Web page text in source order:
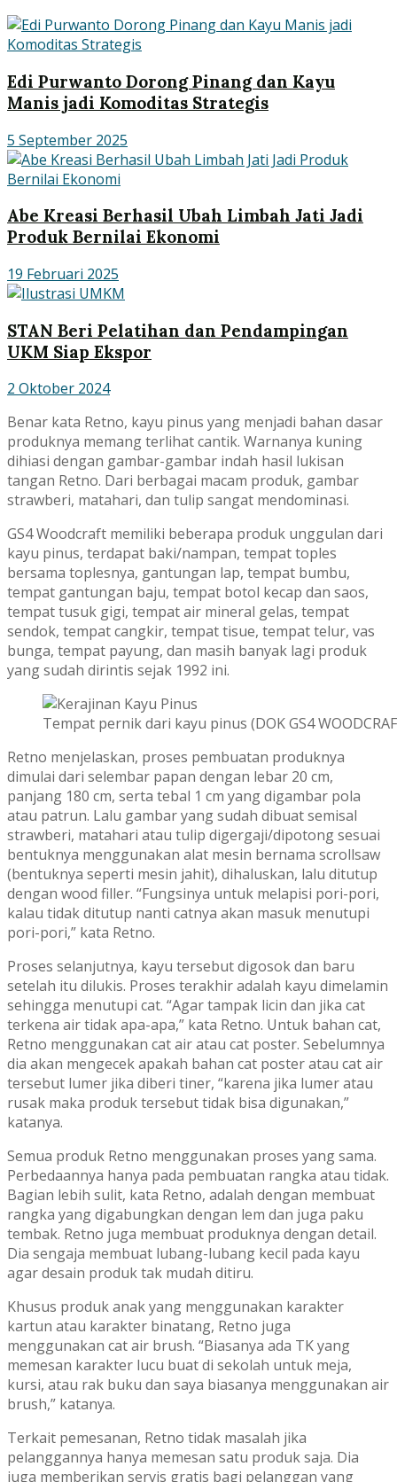
Edi Purwanto Dorong Pinang dan Kayu
Manis jadi Komoditas Strategis
5 September 2025
Abe Kreasi Berhasil Ubah Limbah Jati Jadi
Produk Bernilai Ekonomi
19 Februari 2025
STAN Beri Pelatihan dan Pendampingan
UKM Siap Ekspor
2 Oktober 2024
Benar kata Retno, kayu pinus yang menjadi bahan dasar
produknya memang terlihat cantik. Warnanya kuning
dihiasi dengan gambar-gambar indah hasil lukisan
tangan Retno. Dari berbagai macam produk, gambar
strawberi, matahari, dan tulip sangat mendominasi.
GS4 Woodcraft memiliki beberapa produk unggulan dari
kayu pinus, terdapat baki/nampan, tempat toples
bersama toplesnya, gantungan lap, tempat bumbu,
tempat gantungan baju, tempat botol kecap dan saos,
tempat tusuk gigi, tempat air mineral gelas, tempat
sendok, tempat cangkir, tempat tisue, tempat telur, vas
bunga, tempat payung, dan masih banyak lagi produk
yang sudah dirintis sejak 1992 ini.
Tempat pernik dari kayu pinus (DOK GS4
Retno menjelaskan, proses pembuatan produknya
dimulai dari selembar papan dengan lebar 20 cm,
panjang 180 cm, serta tebal 1 cm yang digambar pola
atau patrun. Lalu gambar yang sudah dibuat semisal
strawberi, matahari atau tulip digergaji/dipotong sesuai
bentuknya menggunakan alat mesin bernama scrollsaw
(bentuknya seperti mesin jahit), dihaluskan, lalu ditutup
dengan wood filler. “Fungsinya untuk melapisi pori-pori,
kalau tidak ditutup nanti catnya akan masuk menutupi
pori-pori,” kata Retno.
Proses selanjutnya, kayu tersebut digosok dan baru
setelah itu dilukis. Proses terakhir adalah kayu dimelamin
sehingga menutupi cat. “Agar tampak licin dan jika cat
terkena air tidak apa-apa,” kata Retno. Untuk bahan cat,
Retno menggunakan cat air atau cat poster. Sebelumnya
dia akan mengecek apakah bahan cat poster atau cat air
tersebut lumer jika diberi tiner, “karena jika lumer atau
rusak maka produk tersebut tidak bisa digunakan,”
katanya.
Semua produk Retno menggunakan proses yang sama.
Perbedaannya hanya pada pembuatan rangka atau tidak.
Bagian lebih sulit, kata Retno, adalah dengan membuat
rangka yang digabungkan dengan lem dan juga paku
tembak. Retno juga membuat produknya dengan detail.
Dia sengaja membuat lubang-lubang kecil pada kayu
agar desain produk tak mudah ditiru.
Khusus produk anak yang menggunakan karakter
kartun atau karakter binatang, Retno juga
menggunakan cat air brush. “Biasanya ada TK yang
memesan karakter lucu buat di sekolah untuk meja,
kursi, atau rak buku dan saya biasanya menggunakan air
brush,” katanya.
Terkait pemesanan, Retno tidak masalah jika
pelanggannya hanya memesan satu produk saja. Dia
juga memberikan servis gratis bagi pelanggan yang